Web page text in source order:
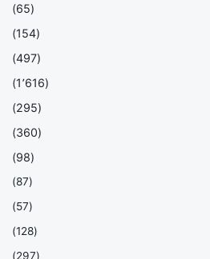
(65)
(154)
(497)
(1٬616)
(295)
(360)
(98)
(87)
(57)
(128)
(297)